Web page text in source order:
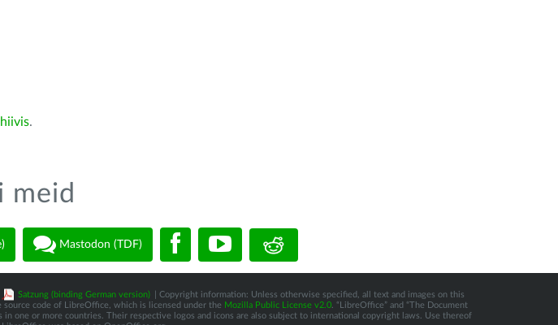
.
meid
Mastodon (TDF)
Satzung (binding German version)
| Copyright information: Unless otherwise specified, all text and images on this
code of LibreOffice, which is licensed under the Mozilla Public License v2.0. “LibreOffice” and “The Document
one or more countries. Their respective logos and icons are also subject to international copyright laws. Use thereof